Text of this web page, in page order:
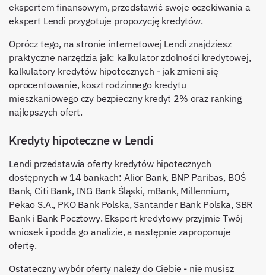
ekspertem finansowym, przedstawić swoje oczekiwania a
ekspert Lendi przygotuje propozycję kredytów.
Oprócz tego, na stronie internetowej Lendi znajdziesz
praktyczne narzędzia jak: kalkulator zdolności kredytowej,
kalkulatory kredytów hipotecznych - jak zmieni się
oprocentowanie, koszt rodzinnego kredytu
mieszkaniowego czy bezpieczny kredyt 2% oraz ranking
najlepszych ofert.
Kredyty hipoteczne w Lendi
Lendi przedstawia oferty kredytów hipotecznych
dostępnych w 14 bankach: Alior Bank, BNP Paribas, BOŚ
Bank, Citi Bank, ING Bank Śląski, mBank, Millennium,
Pekao S.A., PKO Bank Polska, Santander Bank Polska, SBR
Bank i Bank Pocztowy. Ekspert kredytowy przyjmie Twój
wniosek i podda go analizie, a następnie zaproponuje
ofertę.
Ostateczny wybór oferty należy do Ciebie - nie musisz